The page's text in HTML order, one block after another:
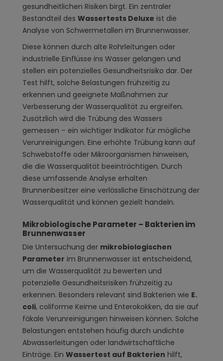
gesundheitlichen Risiken birgt. Ein zentraler
Bestandteil des Wassertests Deluxe ist die
Analyse von Schwermetallen im Brunnenwasser.
Diese können durch alte Rohrleitungen oder
industrielle Einflüsse ins Wasser gelangen und
stellen ein potenzielles Gesundheitsrisiko dar. Der
Test hilft, solche Belastungen frühzeitig zu
erkennen und geeignete Maßnahmen zur
Verbesserung der Wasserqualität zu ergreifen.
Zusätzlich wird die Trübung des Wassers
gemessen – ein wichtiger Indikator für mögliche
Verunreinigungen. Eine erhöhte Trübung kann auf
Schwebstoffe oder Mikroorganismen hinweisen,
die die Wasserqualität beeinträchtigen. Durch
diese umfassende Analyse erhalten
Brunnenbesitzer eine verlässliche Einschätzung der
Wasserqualität und können gezielt handeln.
Mikrobiologische Parameter – Bakterien im
Brunnenwasser
Die Untersuchung der mikrobiologischen
Parameter im Brunnenwasser ist entscheidend,
um die Wasserqualität zu bewerten und
potenzielle Gesundheitsrisiken frühzeitig zu
erkennen. Besonders relevant sind Bakterien wie E.
coli, coliforme Keime und Enterokokken, da sie auf
fäkale Verunreinigungen hinweisen können. Solche
Belastungen entstehen häufig durch undichte
Abwasserleitungen oder landwirtschaftliche
Einträge. Ein Wassertest auf Bakterien hilft,